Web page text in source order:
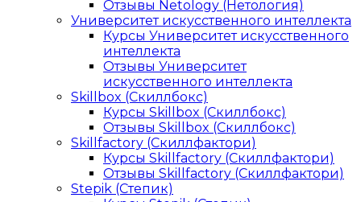
Отзывы Netology (Нетология)
Университет искусственного интеллекта
Курсы Университет искусственного
интеллекта
Отзывы Университет
искусственного интеллекта
Skillbox (Скиллбокс)
Курсы Skillbox (Скиллбокс)
Отзывы Skillbox (Скиллбокс)
Skillfactory (Скиллфактори)
Курсы Skillfactory (Скиллфактори)
Отзывы Skillfactory (Скиллфактори)
Stepik (Степик)